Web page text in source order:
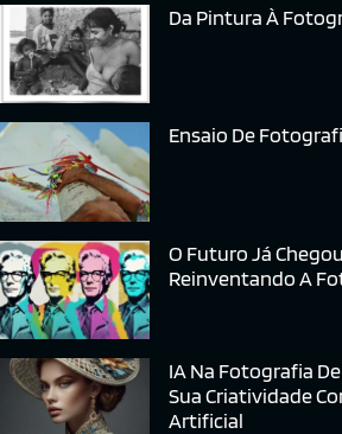
Da Pintura À
Ensaio De
O Futuro Já
Reinventando A
IA Na Fotografia
Sua Criatividade
Artificial